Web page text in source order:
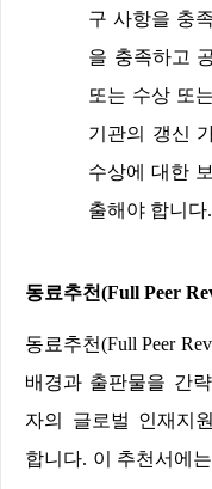
구 사항을 충
을 충족하고
또는 수상 또
기관의 갱신
수상에 대한
출해야 합니다.
동료추천(Full Peer
동료추천(Full Peer
배경과 출판물을 간
자의 글로벌 인재지
합니다. 이 추천서에